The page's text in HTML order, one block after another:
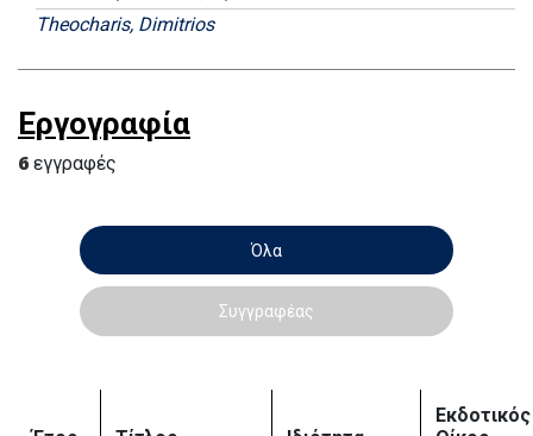
Theocharis, Dimitrios
Εργογραφία
6 εγγραφές
Όλα
Συγγραφέας
Εκδοτικός